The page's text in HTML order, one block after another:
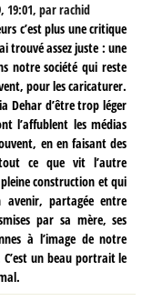
19:01,parrachid
c’est plus une critique
trouvé assez juste : une
notre société qui reste
pour les caricaturer.
Dehar d’être trop léger
l’affublent les médias
en en faisant des
ce que vit l’autre
construction et qui
partagée entre
par sa mère, ses
à l’image de notre
un beau portrait le